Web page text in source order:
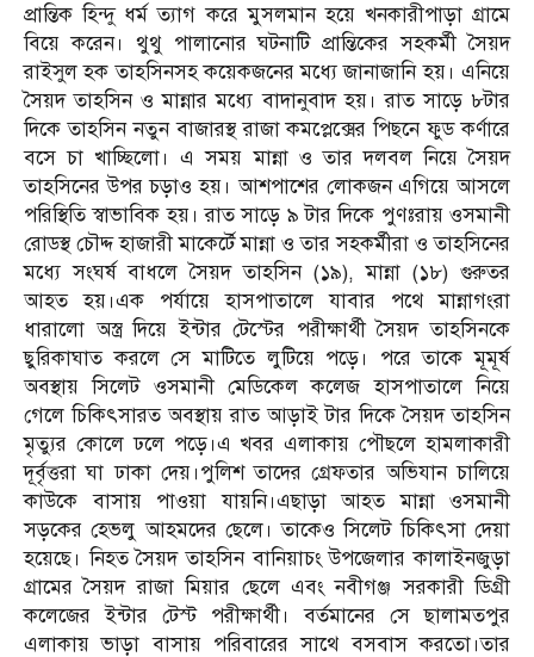
প্রান্তিক হিন্দু ধর্ম ত্যাগ করে মুসলমান হয়ে খনকারীপাড়া গ্রামে
বিয়ে করেন। থুথু পালানোর ঘটনাটি প্রান্তিকের সহকর্মী সৈয়দ
রাইসুল হক তাহসিনসহ কয়েকজনের মধ্যে জানাজানি হয়। এনিয়ে
সৈয়দ তাহসিন ও মান্নার মধ্যে বাদানুবাদ হয়। রাত সাড়ে ৮টার
দিকে তাহসিন নতুন বাজারস্থ রাজা কমপ্লেক্সের পিছনে ফুড কর্ণারে
বসে চা খাচ্ছিলো। এ সময় মান্না ও তার দলবল নিয়ে সৈয়দ
তাহসিনের উপর চড়াও হয়। আশপাশের লোকজন এগিয়ে আসলে
পরিস্থিতি স্বাভাবিক হয়। রাত সাড়ে ৯ টার দিকে পুণঃরায় ওসমানী
রোডস্থ চৌদ্দ হাজারী মাকের্টে মান্না ও তার সহকর্মীরা ও তাহসিনের
মধ্যে সংঘর্ষ বাধলে সৈয়দ তাহসিন (১৯), মান্না (১৮) গুরুতর
আহত হয়।এক পর্যায়ে হাসপাতালে যাবার পথে মান্নাগংরা
ধারালো অস্ত্র দিয়ে ইন্টার টেস্টের পরীক্ষার্থী সৈয়দ তাহসিনকে
ছুরিকাঘাত করলে সে মাটিতে লুটিয়ে পড়ে। পরে তাকে মূমূর্ষ
অবস্থায় সিলেট ওসমানী মেডিকেল কলেজ হাসপাতালে নিয়ে
গেলে চিকিৎসারত অবস্থায় রাত আড়াই টার দিকে সৈয়দ তাহসিন
মৃত্যুর কোলে ঢলে পড়ে।এ খবর এলাকায় পৌছলে হামলাকারী
দূর্বৃত্তরা ঘা ঢাকা দেয়।পুলিশ তাদের গ্রেফতার অভিযান চালিয়ে
কাউকে বাসায় পাওয়া যায়নি।এছাড়া আহত মান্না ওসমানী
সড়কের হেভলু আহমদের ছেলে। তাকেও সিলেট চিকিৎসা দেয়া
হয়েছে। নিহত সৈয়দ তাহসিন বানিয়াচং উপজেলার কালাইনজুড়া
গ্রামের সৈয়দ রাজা মিয়ার ছেলে এবং নবীগঞ্জ সরকারী ডিগ্রী
কলেজের ইন্টার টেস্ট পরীক্ষার্থী। বর্তমানের সে ছালামতপুর
এলাকায় ভাড়া বাসায় পরিবারের সাথে বসবাস করতো।তার